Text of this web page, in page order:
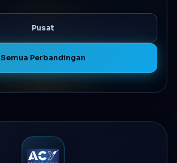
Pusat
Semua Perbandingan